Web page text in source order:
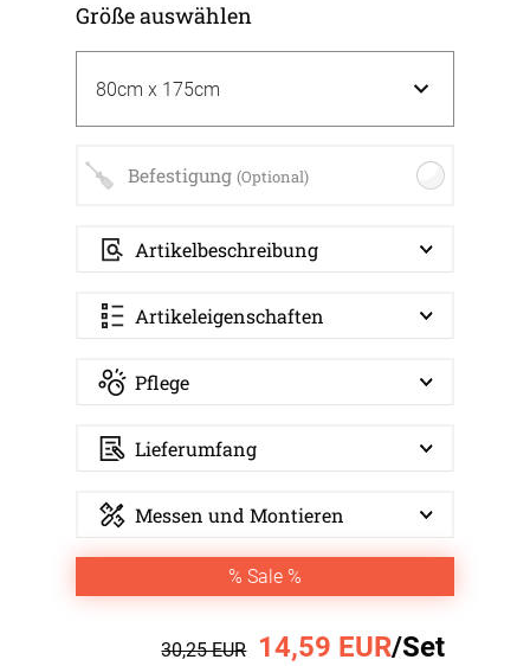
Größe auswählen
Befestigung (Optional)
Artikelbeschreibung
Artikeleigenschaften
Pflege
Lieferumfang
Messen und Montieren
% Sale %
30,25 EUR 14,59 EUR/Set